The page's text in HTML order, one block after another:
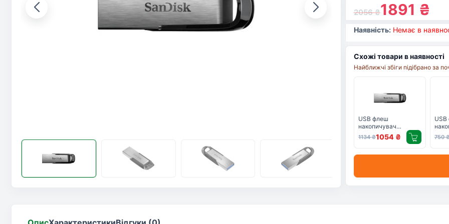
2056₴1891 ₴
Наявність: Немає в
Схожі товари в наявності
Найближчі збіги підібрано за
USB флеш
накопичувач
SanDisk 128GB Flair
USB 3.0 (SDCZ73-
1134₴1054 ₴ 750